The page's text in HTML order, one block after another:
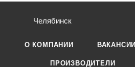
Челябинск
О КОМПАНИИ ВАКАНСИИ
ПРОИЗВОДИТЕЛИ